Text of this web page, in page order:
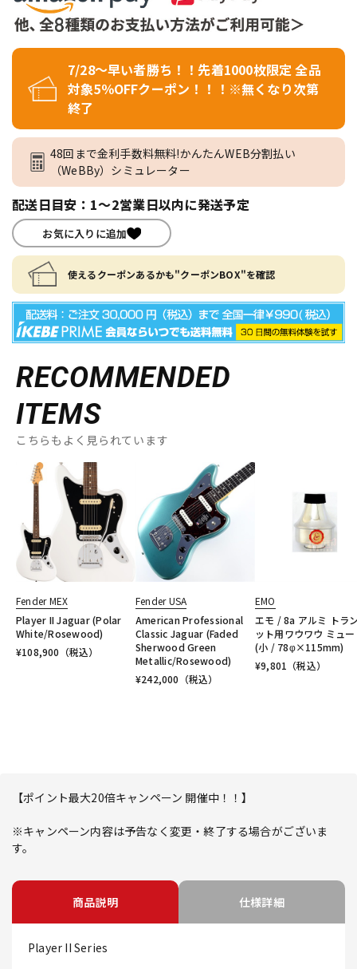
7/28～早い者勝ち！！先着1000枚限定 全品
対象5％OFFクーポン！！！※無くなり次第
終了
48回まで金利手数料無料!かんたんWEB分割払い
（WeBBy）シミュレーター
配送日目安：1～2営業日以内に発送予定
お気に入りに追加
使えるクーポンあるかも"クーポンBOX"を確認
RECOMMENDED
ITEMS
こちらもよく見られています
Fender MEX
Player II Jaguar (Polar
White/Rosewood)
¥108,900 （税込）
Fender USA
American Professional
Classic Jaguar (Faded
Sherwood Green
Metallic/Rosewood)
¥242,000 （税込）
EMO
エモ / 8a アルミ トラ
ット用ワウワウ ミュ
(小 / 78φ×115mm)
¥9,801 （税込）
【ポイント最大20倍キャンペーン 開催中！！】
※キャンペーン内容は予告なく変更・終了する場合がございま
す。
商品説明 仕様詳細
Player II Series